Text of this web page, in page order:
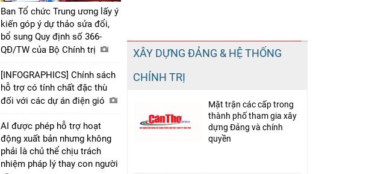
Chia sẻ
Facebook
Ban Tổ chức Trung ương lấy ý
kiến góp ý dự thảo sửa đổi,
bổ sung Quy định số 366-
QĐ/TW của Bộ Chính trị
[INFOGRAPHICS] Chính sách
hỗ trợ có tính chất đặc thù
đối với các dự án điện gió
AI được phép hỗ trợ hoạt
động xuất bản nhưng không
phải là chủ thể chịu trách
nhiệm pháp lý thay con người
XÂY DỰNG ĐẢNG & HỆ THỐNG
CHÍNH TRỊ
Mặt trận các cấp trong
thành phố tham gia xây
dựng Đảng và chính
quyền